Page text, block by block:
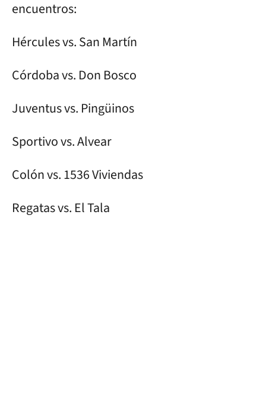
encuentros:
Hércules vs. San Martín
Córdoba vs. Don Bosco
Juventus vs. Pingüinos
Sportivo vs. Alvear
Colón vs. 1536 Viviendas
Regatas vs. El Tala